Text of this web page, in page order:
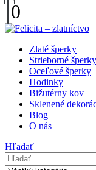
0
Zlaté šperky
Strieborné šperky
Oceľové šperky
Hodinky
Bižutérny kov
Sklenené
Blog
O nás
Hľadať